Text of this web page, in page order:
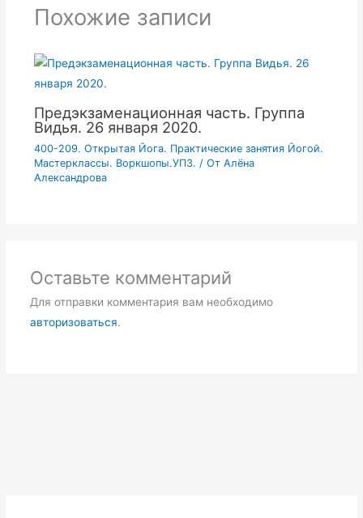
Похожие записи
Предэкзаменационная часть. Группа
Видья. 26 января 2020.
400-209. Открытая Йога. Практические занятия Йогой.
Мастерклассы. Воркшопы.УПЗ. / От Алёна
Александрова
Оставьте комментарий
Для отправки комментария вам необходимо
авторизоваться.